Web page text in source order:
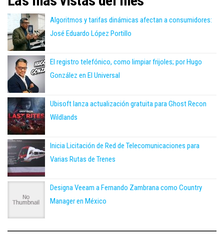
Algoritmos y tarifas dinámicas afectan a consumidores:
José Eduardo López Portillo
El registro telefónico, como limpiar frijoles; por Hugo
González en El Universal
Ubisoft lanza actualización gratuita para Ghost Recon
Wildlands
Inicia Licitación de Red de Telecomunicaciones para
Varias Rutas de Trenes
Designa Veeam a Fernando Zambrana como Country
Manager en México